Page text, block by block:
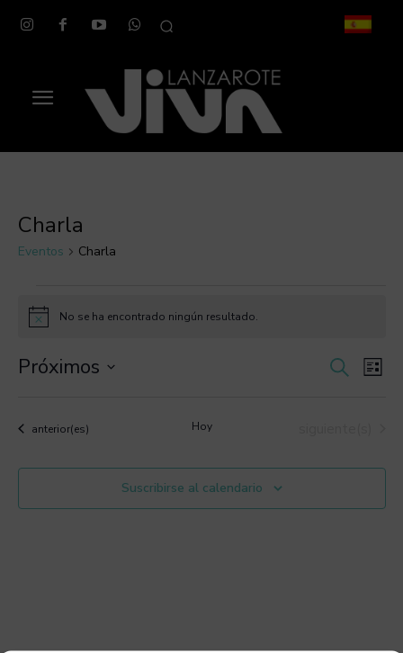
Charla
Eventos Charla
Eventos
Aviso No se ha encontrado ningún resultado.
y
vistas
BuscarLista
Próximos
fecha.
Eventos
anterior(es) Hoy
Suscribirse al calendario